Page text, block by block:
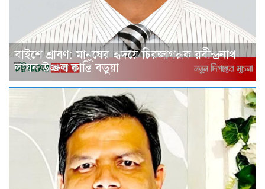
বাইশে শ্রাবণ: মানুষের হৃদয়ে চিরজাগরূক রবীন্দ্রনাথ –
লায়ন উজ্জল কান্তি বড়ুয়া